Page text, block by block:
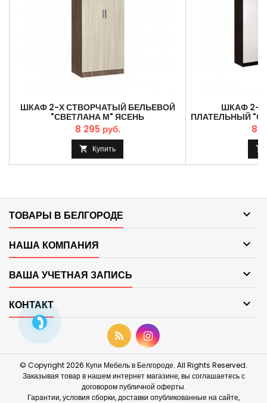
ШКАФ 2-Х СТВОРЧАТЫЙ БЕЛЬЕВОЙ
"СВЕТЛАНА М" ЯСЕНЬ
8 295 руб.
 Купить
ШКАФ 2-Х
ПЛАТЕЛЬНЫЙ
8

ТОВАРЫ В БЕЛГОРОДЕ 
НАША КОМПАНИЯ 
ВАША УЧЕТНАЯ ЗАПИСЬ 
КОНТАКТ 
© Copyright 2026 Купи Мебель в Белгороде. All Rights Reserved.
Заказывая товар в нашем интернет магазине, вы соглашаетесь с
договором публичной оферты.
Гарантии, условия сборки, доставки опубликованные на сайте,